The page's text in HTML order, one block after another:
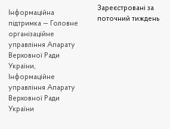
Iнформаційна
підтримка — Головне
організаційне
управління Апарату
Верховної Ради
України,
Інформаційне
управління Апарату
Верховної Ради
України
Зареєстровані за
поточний тиждень